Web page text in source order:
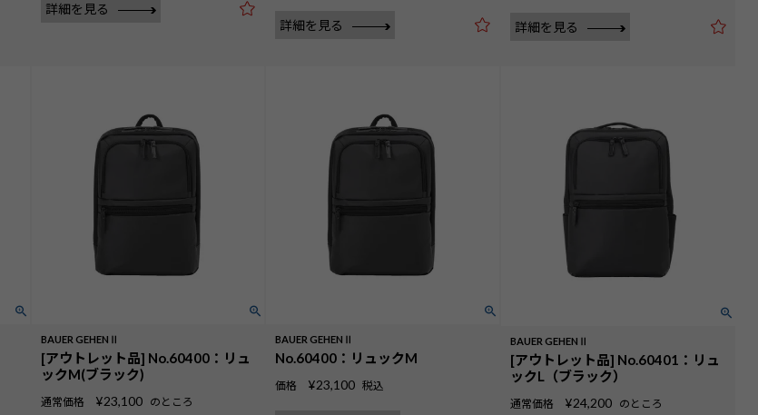
詳細を見る
詳細を見る 詳細を見る
BAUER GEHENⅡ
[アウトレット品] No.60400：リュ
ックM(ブラック)
通常価格 ¥23,100 のところ
BAUER GEHENⅡ
No.60400：リュックM
価格 ¥23,100 税込
BAUER GEHENⅡ
[アウトレット品] No.60401：リュ
ックL（ブラック）
通常価格 ¥24,200 のところ